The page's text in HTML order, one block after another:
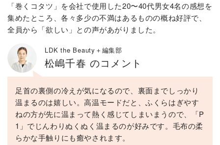
「巻くコタツ」を会社で使用した20〜40代男女4名の感想を
集めたところ、各々多少の不満はあるものの概ね好評で、
全員から「欲しい」との声があがりました。
LDK the Beauty＋編集部
松嶋千春 のコメント
足首の裏側の冷えが気になるので、裏面までしっかり
温まるのは嬉しい。高温モードだと、ふくらはぎやす
ねの方が先に温まって熱く感じてしまいまうので、「P
1」でじんわりぬくぬく温まるのが好みです。毛布の柔
らかな手触りにも癒やされます。